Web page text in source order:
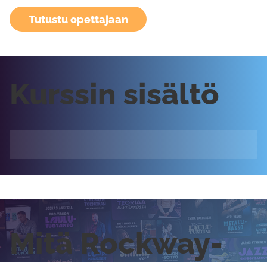
Tutustu opettajaan
Kurssin sisältö
Mitä Rockway-